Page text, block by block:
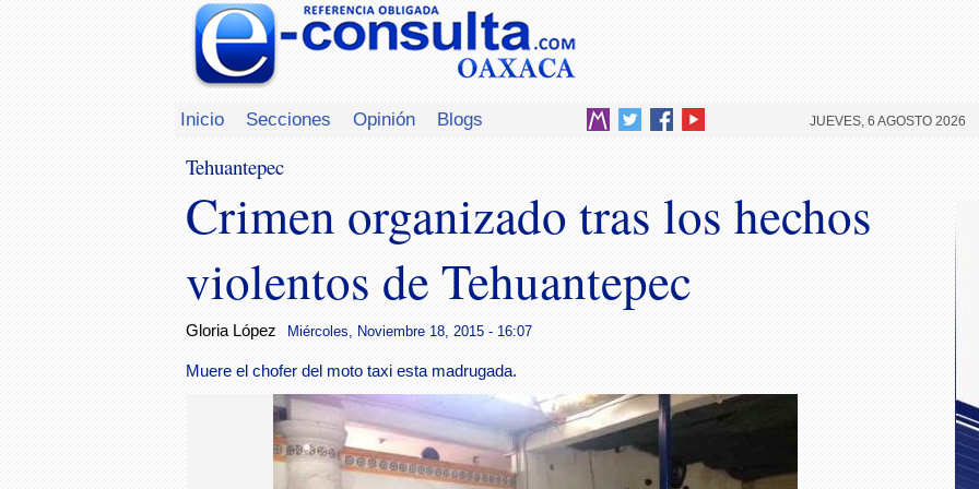
Inicio Secciones Opinión Blogs JUEVES, 6 AGOSTO 2026
Tehuantepec
Crimen organizado tras los hechos
violentos de Tehuantepec
Gloria López Miércoles, Noviembre 18, 2015 - 16:07
Muere el chofer del moto taxi esta madrugada.